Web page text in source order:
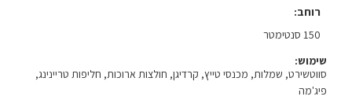
רוחב
150 סנטימטר
שימוש:
סווטשירט, שמלות, מכנסי טייץ, קרדיגן, חולצות ארוכות, חליפות טריינינג,
פיג'מה